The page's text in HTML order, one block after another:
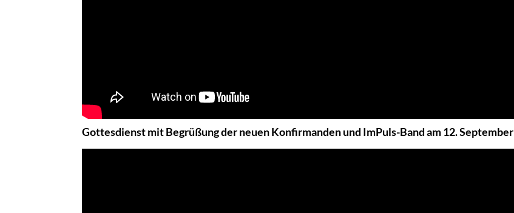
Gottesdienst mit Begrüßung der neuen Konfirmanden und ImPuls-Band am 12. September